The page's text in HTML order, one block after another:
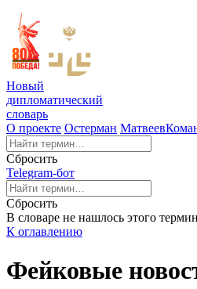
Новый
дипломатический
словарь
О проекте Остерман Матвеев
Сбросить
Telegram-бот
Сбросить
В словаре не нашлось этого
К оглавлению
Фейковые